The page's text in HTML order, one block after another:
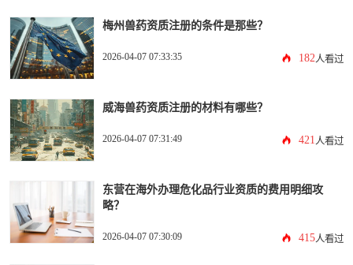
梅州兽药资质注册的条件是那些？
2026-04-07 07:33:35 182 人看过
威海兽药资质注册的材料有哪些？
2026-04-07 07:31:49 421 人看过
东营在海外办理危化品行业资质的费用明细攻
略？
2026-04-07 07:30:09 415人看过